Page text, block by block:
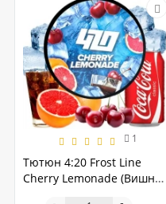
1
Тютюн 4:20 Frost Line
Cherry Lemonade (Вишня